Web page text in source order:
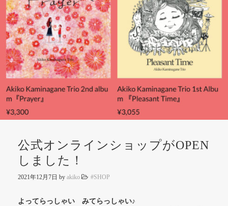
公式オンラインショップがOPEN
しました！
2021年12月7日 by akiko #SHOP
よってらっしゃい みてらっしゃい♪